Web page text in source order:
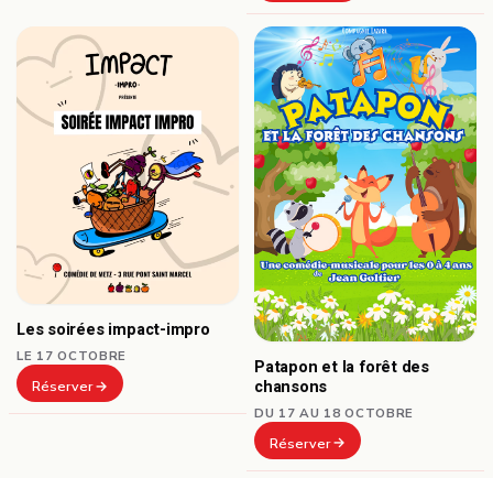
Les soirées impact-impro
LE 17 OCTOBRE
Réserver
Patapon et la forêt des
chansons
DU 17 AU 18 OCTOBRE
Réserver